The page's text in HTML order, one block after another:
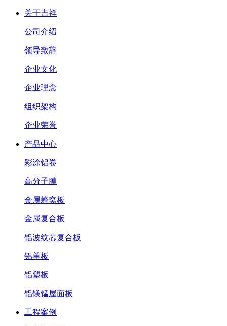
关于吉祥
公司介绍
领导致辞
企业文化
企业理念
组织架构
企业荣誉
产品中心
彩涂铝卷
高分子膜
金属蜂窝板
金属复合板
铝波纹芯复合板
铝单板
铝塑板
铝镁锰屋面板
工程案例